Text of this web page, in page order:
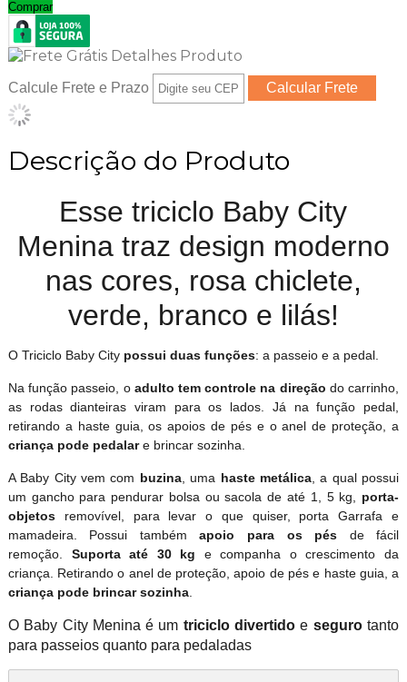
Comprar
Calcule Frete e Prazo
Descrição do Produto
Esse triciclo Baby City
Menina traz design moderno
nas cores, rosa chiclete,
verde, branco e lilás!
O Triciclo Baby City possui duas funções: a passeio e a pedal.
Na função passeio, o adulto tem controle na direção do carrinho,
as rodas dianteiras viram para os lados. Já na função pedal,
retirando a haste guia, os apoios de pés e o anel de proteção, a
criança pode pedalare brincar sozinha.
A Baby City vem com buzina, uma haste metálica, a qual possui
um gancho para pendurar bolsa ou sacola de até 1, 5 kg, porta-
objetosremovível, para levar o que quiser, porta Garrafa e
mamadeira. Possui tambémapoio para os pés de fácil
remoção. Suporta até 30 kg e companha o crescimento da
criança. Retirando o anel de proteção, apoio de pés e haste guia, a
criança pode brincar sozinha.
O Baby City Menina é um triciclo divertido e segurotanto
para passeios quanto para pedaladas